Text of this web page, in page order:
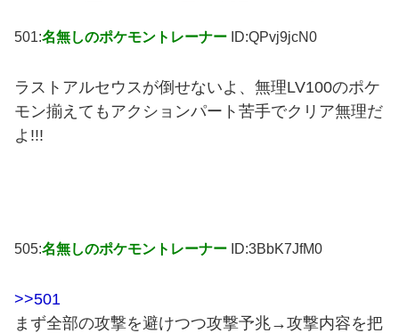
501:名無しのポケモントレーナー ID:QPvj9jcN0
ラストアルセウスが倒せないよ、無理LV100のポケ
モン揃えてもアクションパート苦手でクリア無理だ
よ!!!
505:名無しのポケモントレーナー ID:3BbK7JfM0
>>501
まず全部の攻撃を避けつつ攻撃予兆→攻撃内容を把